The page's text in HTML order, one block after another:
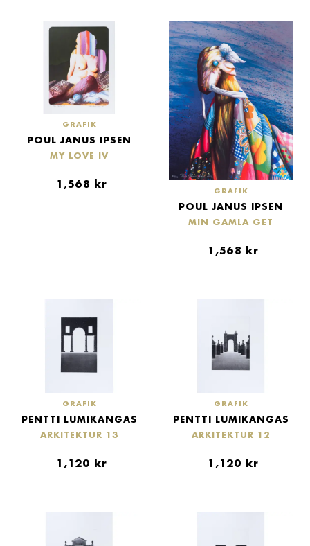
GRAFIK
POUL JANUS IPSEN
MY LOVE IV
1,568 kr
GRAFIK
POUL JANUS IPSEN
MIN GAMLA GET
1,568 kr
GRAFIK
PENTTI LUMIKANGAS
ARKITEKTUR 13
1,120 kr
GRAFIK
PENTTI LUMIKANGAS
ARKITEKTUR 12
1,120 kr